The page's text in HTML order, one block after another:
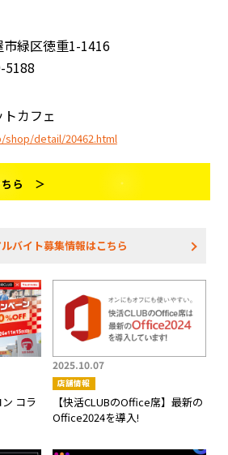
緑区徳重1-1416
5188
カフェ
detail/20462.html
ちら ＞
バイト募集情報はこちら
コラ
2025.10.07
店舗情報
【快活CLUBのOffice席】最新の
Office2024を導入!